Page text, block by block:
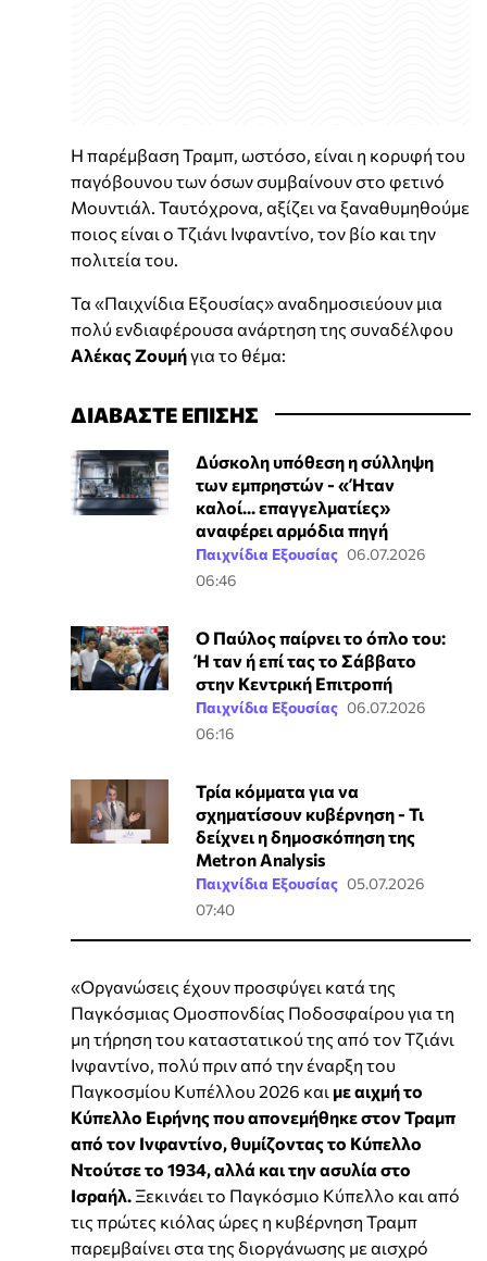
Η παρέμβαση Τραμπ, ωστόσο, είναι η κορυφή του
παγόβουνου των όσων συμβαίνουν στο φετινό
Μουντιάλ. Ταυτόχρονα, αξίζει να ξαναθυμηθούμε
ποιος είναι ο Τζιάνι Ινφαντίνο, τον βίο και την
πολιτεία του.
Τα «Παιχνίδια Εξουσίας» αναδημοσιεύουν μια
πολύ ενδιαφέρουσα ανάρτηση της συναδέλφου
Αλέκας Ζουμήγια το θέμα:
ΔΙΑΒΑΣΤΕ ΕΠΙΣΗΣ
Δύσκολη υπόθεση η σύλληψη
των εμπρηστών - «Ήταν
καλοί... επαγγελματίες»
αναφέρει αρμόδια πηγή
Παιχνίδια Εξουσίας 06.07.2026
06:46
Ο Παύλος παίρνει τo όπλο του:
Ή ταν ή επί τας το Σάββατο
στην Κεντρική Επιτροπή
Παιχνίδια Εξουσίας 06.07.2026
06:16
Τρία κόμματα για να
σχηματίσουν κυβέρνηση - Τι
δείχνει η δημοσκόπηση της
Metron Analysis
Παιχνίδια Εξουσίας 05.07.2026
07:40
«Οργανώσεις έχουν προσφύγει κατά της
Παγκόσμιας Ομοσπονδίας Ποδοσφαίρου για τη
μη τήρηση του καταστατικού της από τον Τζιάνι
Ινφαντίνο, πολύ πριν από την έναρξη του
Παγκοσμίου Κυπέλλου 2026 και με αιχμή το
Κύπελλο Ειρήνης που απονεμήθηκε στον Τραμπ
από τον Ινφαντίνο, θυμίζοντας το Κύπελλο
Ντούτσε το 1934, αλλά και την ασυλία στο
Ισραήλ. Ξεκινάει το Παγκόσμιο Κύπελλο και από
τις πρώτες κιόλας ώρες η κυβέρνηση Τραμπ
παρεμβαίνει στα της διοργάνωσης με αισχρό